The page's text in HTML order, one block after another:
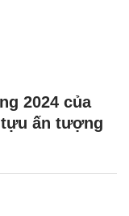
2024 của
tựu ấn tượng